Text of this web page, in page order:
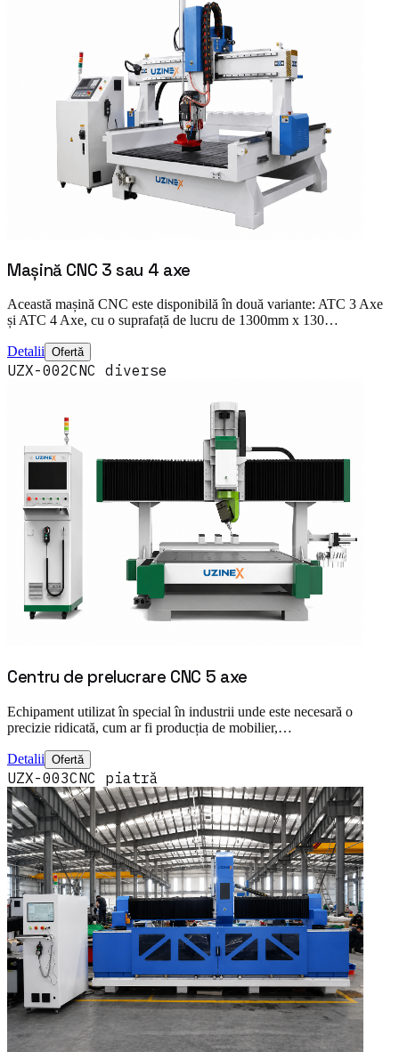
Mașină CNC 3 sau 4 axe
Această mașină CNC este disponibilă în două variante: ATC 3 Axe
și ATC 4 Axe, cu o suprafață de lucru de 1300mm x 130…
Detalii Ofertă
UZX-002CNC diverse
Centru de prelucrare CNC 5 axe
Echipament utilizat în special în industrii unde este necesară o
precizie ridicată, cum ar fi producția de mobilier,…
Detalii Ofertă
UZX-003CNC piatră